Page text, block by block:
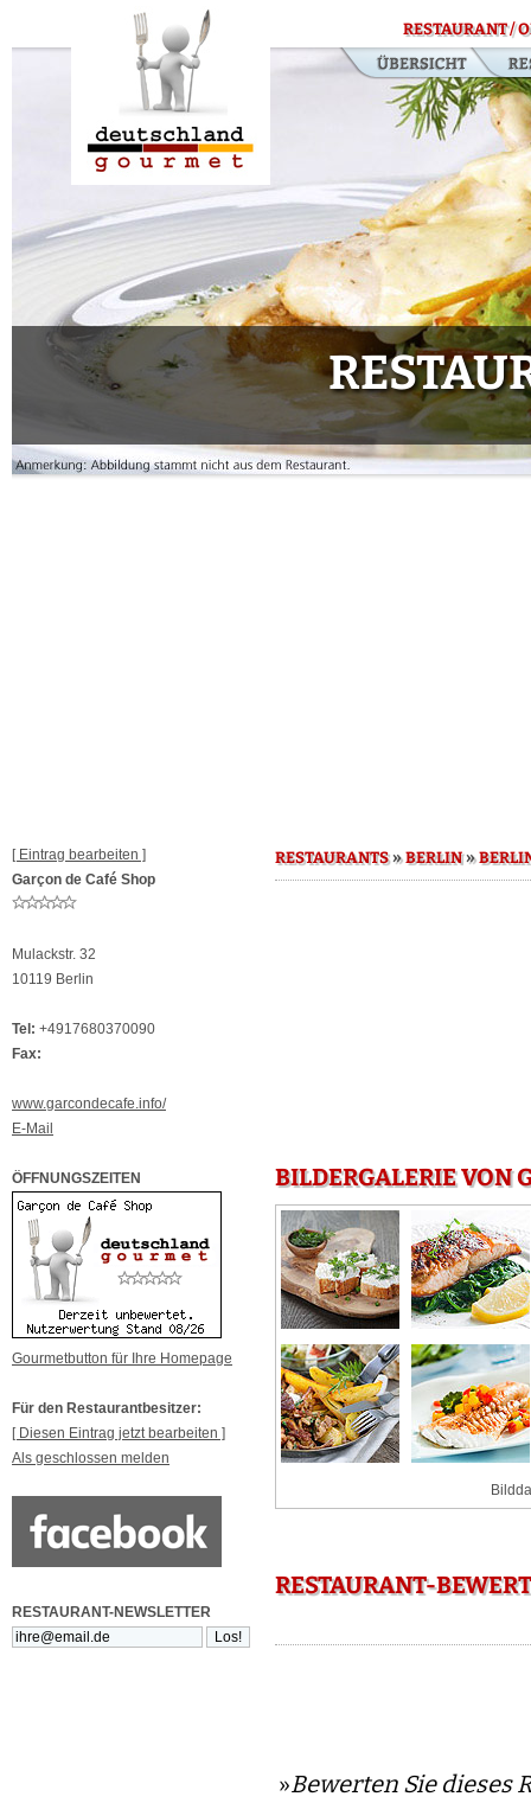
RESTAURANT /
[ Eintrag bearbeiten ]
Garçon de Café Shop
Mulackstr. 32
10119 Berlin
Tel: +4917680370090
Fax:
www.garcondecafe.info/
E-Mail
ÖFFNUNGSZEITEN
Gourmetbutton für Ihre Homepage
Für den Restaurantbesitzer:
[ Diesen Eintrag jetzt bearbeiten ]
Als geschlossen melden
RESTAURANT-NEWSLETTER
RESTAURANTS»BERLIN»
BILDERGALERIE VON
RESTAURANT-
»Bewerten Sie dieses